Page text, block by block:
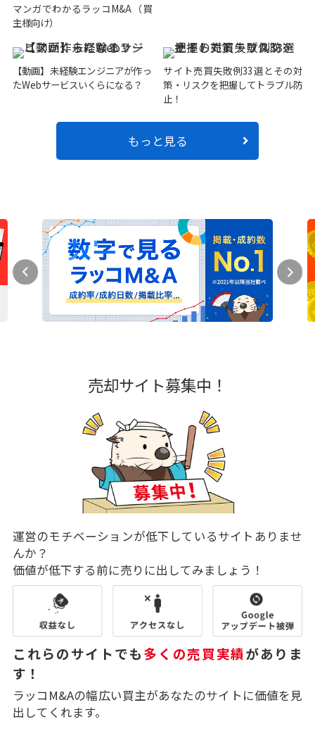
マンガでわかるラッコM&A（買
主様向け）
【動画】未経験エンジニアが作っ
たWebサービスいくらになる？
サイト売買失敗例33選とその対
策・リスクを把握してトラブル防
止！
もっと見る
売却サイト募集中！
運営のモチベーションが低下しているサイトありませ
んか？
価値が低下する前に売りに出してみましょう！
これらのサイトでも多くの売買実績がありま
す！
ラッコM&Aの幅広い買主があなたのサイトに価値を見
出してくれます。